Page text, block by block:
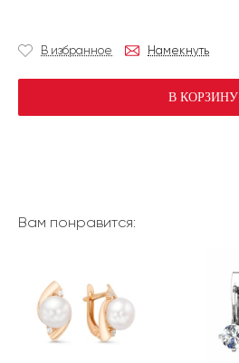
В избранное Намекнуть
В КОРЗИНУ
Вам понравится: